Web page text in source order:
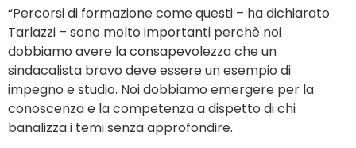
“Percorsi di formazione come questi – ha dichiarato
Tarlazzi – sono molto importanti perchè noi
dobbiamo avere la consapevolezza che un
sindacalista bravo deve essere un esempio di
impegno e studio. Noi dobbiamo emergere per la
conoscenza e la competenza a dispetto di chi
banalizza i temi senza approfondire.